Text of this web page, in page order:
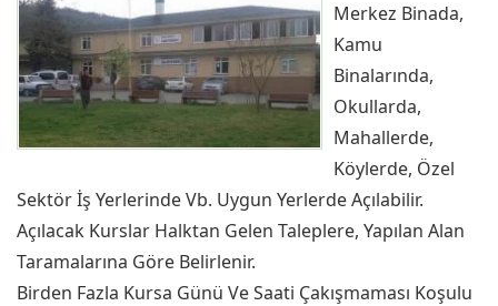
Merkez Binada,
Kamu
Binalarında,
Okullarda,
Mahallerde,
Köylerde, Özel
Sektör İş Yerlerinde Vb. Uygun Yerlerde Açılabilir.
Açılacak Kurslar Halktan Gelen Taleplere, Yapılan Alan
Taramalarına Göre Belirlenir.
Birden Fazla Kursa Günü Ve Saati Çakışmaması Koşulu